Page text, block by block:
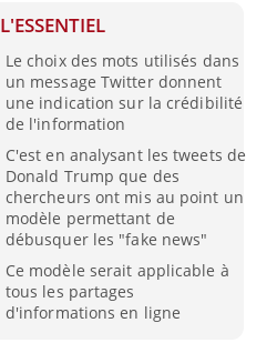
L'ESSENTIEL
Le choix des mots utilisés dans
un message Twitter donnent
une indication sur la crédibilité
de l'information
C'est en analysant les tweets de
Donald Trump que des
chercheurs ont mis au point un
modèle permettant de
débusquer les "fake news"
Ce modèle serait applicable à
tous les partages
d'informations en ligne